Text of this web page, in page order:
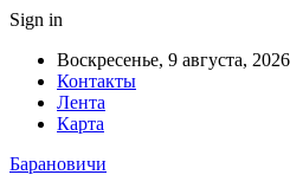
Sign in
Воскресенье, 9 августа, 2026
Контакты
Лента
Карта
Барановичи